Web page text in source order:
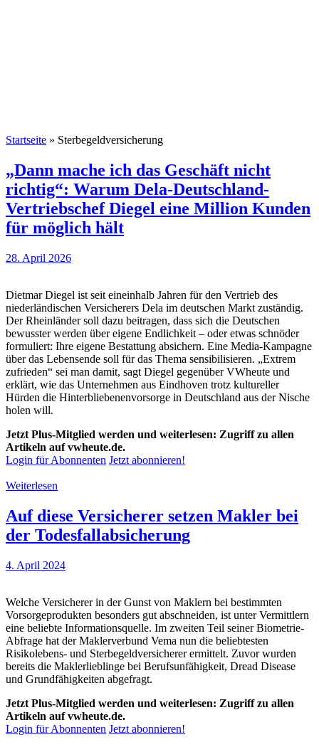
Startseite » Sterbegeldversicherung
„Dann mache ich das Geschäft nicht
richtig“: Warum Dela-Deutschland-
Vertriebschef Diegel eine Million Kunden
für möglich hält
28. April 2026
Dietmar Diegel ist seit eineinhalb Jahren für den Vertrieb des
niederländischen Versicherers Dela im deutschen Markt zuständig.
Der Rheinländer soll dazu beitragen, dass sich die Deutschen
bewusster werden über eigene Endlichkeit – oder etwas schnöder
formuliert: Ihre eigene Bestattung absichern. Eine Media-Kampagne
über das Lebensende soll für das Thema sensibilisieren. „Extrem
zufrieden“ sei man damit, sagt Diegel gegenüber VWheute und
erklärt, wie das Unternehmen aus Eindhoven trotz kultureller
Hürden die Hinterbliebenenvorsorge in Deutschland aus der Nische
holen will.
Jetzt Plus-Mitglied werden und weiterlesen: Zugriff zu allen
Artikeln auf vwheute.de.
Login für Abonnenten Jetzt abonnieren!
Weiterlesen
Auf diese Versicherer setzen Makler bei
der Todesfallabsicherung
4. April 2024
Welche Versicherer in der Gunst von Maklern bei bestimmten
Vorsorgeprodukten besonders gut abschneiden, ist unter Vermittlern
eine beliebte Informationsquelle. Im zweiten Teil seiner Biometrie-
Abfrage hat der Maklerverbund Vema nun die beliebtesten
Risikolebens- und Sterbegeldversicherer ermittelt. Zuvor wurden
bereits die Maklerlieblinge bei Berufsunfähigkeit, Dread Disease
und Grundfähigkeiten abgefragt.
Jetzt Plus-Mitglied werden und weiterlesen: Zugriff zu allen
Artikeln auf vwheute.de.
Login für Abonnenten Jetzt abonnieren!